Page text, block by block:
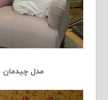
مدل چیدمان